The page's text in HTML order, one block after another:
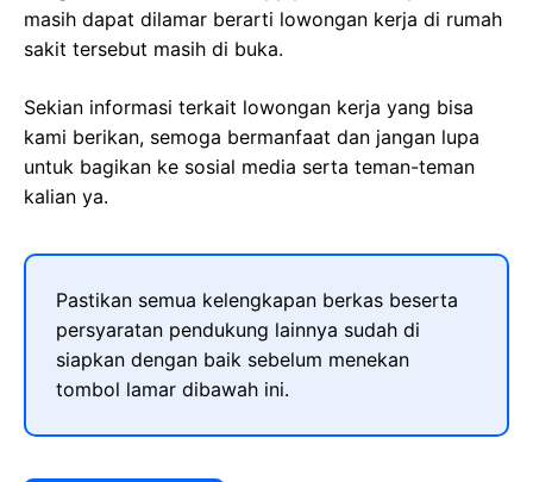
masih dapat dilamar berarti lowongan kerja di rumah
sakit tersebut masih di buka.
Sekian informasi terkait lowongan kerja yang bisa
kami berikan, semoga bermanfaat dan jangan lupa
untuk bagikan ke sosial media serta teman-teman
kalian ya.
Pastikan semua kelengkapan berkas beserta
persyaratan pendukung lainnya sudah di
siapkan dengan baik sebelum menekan
tombol lamar dibawah ini.